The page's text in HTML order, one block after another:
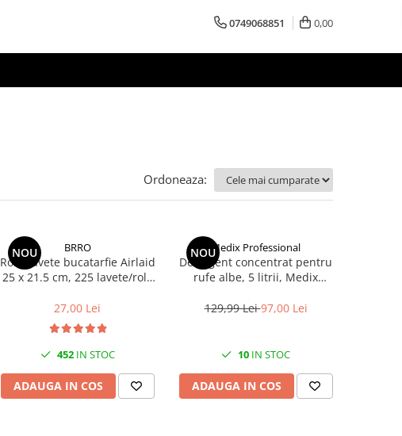
0749068851 0,00
Ordoneaza:
NOU BRRO
Rola Lavete bucatarfie Airlaid
25 x 21.5 cm, 225 lavete/rola
27,00 Lei
452IN STOC
ADAUGA IN COS
NOUMedix Professional
Detergent concentrat pentru
rufe albe, 5 litrii, Medix
129,99 Lei97,00 Lei
10 IN STOC
ADAUGA IN COS